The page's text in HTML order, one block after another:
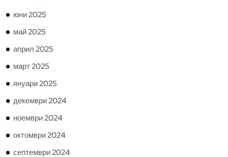
юни 2025
май 2025
април 2025
март 2025
януари 2025
декември 2024
ноември 2024
октомври 2024
септември 2024